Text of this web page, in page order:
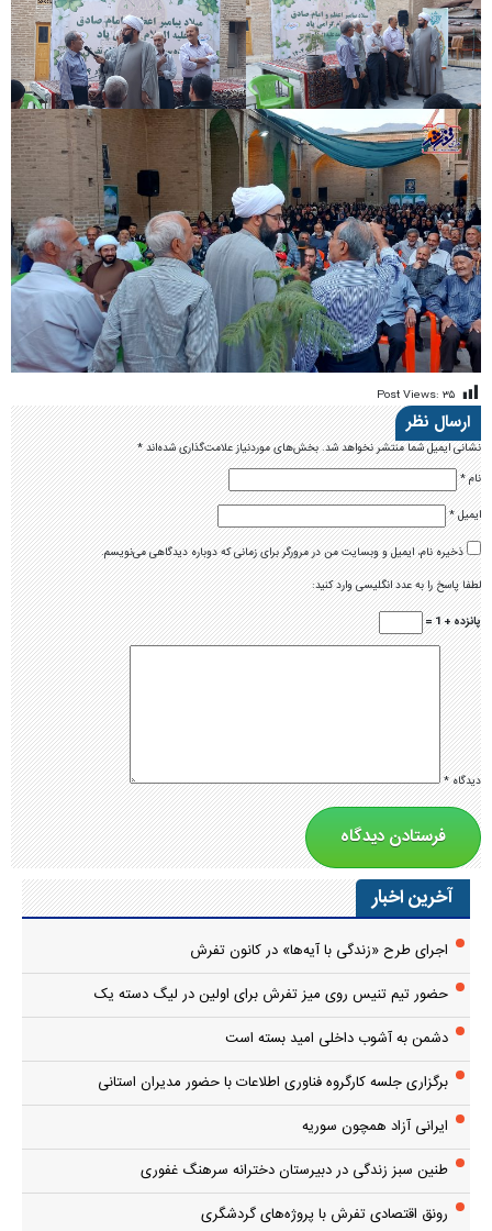
Post Views: ۳۵
ارسال نظر
نشانی ایمیل شما منتشر نخواهد شد.بخش‌های موردنیاز علامت‌گذاری شده‌اند*
نام*
ایمیل*
ذخیره نام، ایمیل و وبسایت من در مرورگر برای زمانی که دوباره دیدگاهی می‌نویسم.
لطفا پاسخ را به عدد انگلیسی وارد کنید:
پانزده + 1 =
دیدگاه*
آخرین اخبار
اجرای طرح «زندگی با آیه‌ها» در کانون تفرش
حضور تیم تنیس روی میز تفرش برای اولین در لیگ دسته یک
دشمن به آشوب داخلی امید بسته است
برگزاری جلسه کارگروه فناوری اطلاعات با حضور مدیران استانی
ایرانی آزاد همچون سوریه
طنین سبز زندگی در دبیرستان دخترانه سرهنگ غفوری
رونق اقتصادی تفرش با پروژه‌های گردشگری